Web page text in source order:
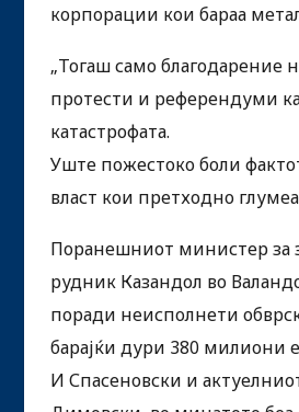
корпорации кои бараа
„Тогаш само благодарение
протести и референдуми
катастрофата.
Уште пожестоко боли
власт кои претходно
Поранешниот министер за
рудник Казандол во
поради неисполнети
барајќи дури 380 милиони
И Спасеновски и